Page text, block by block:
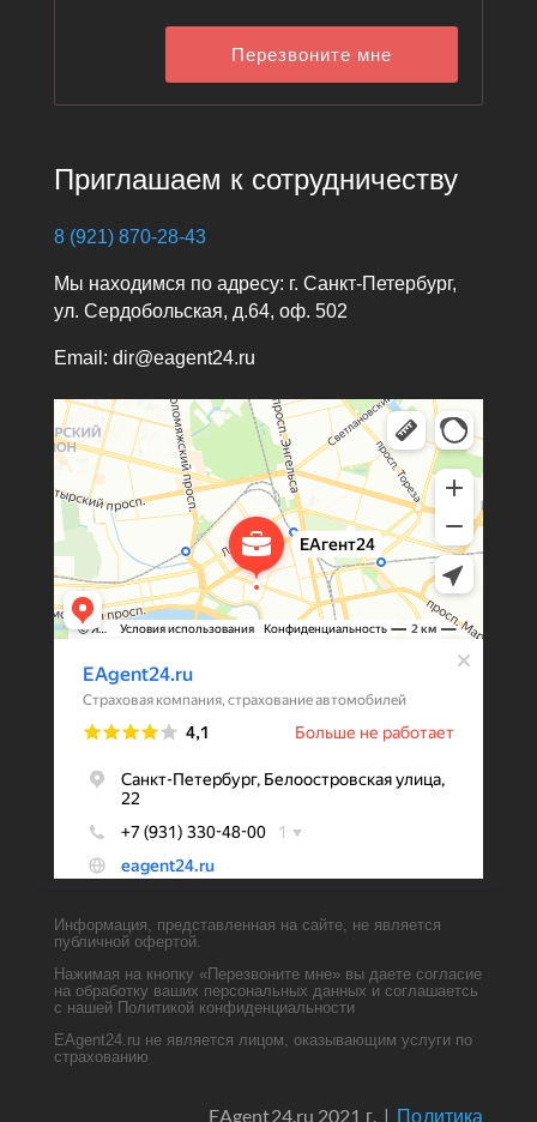
Перезвоните мне
Приглашаем к сотрудничеству
8 (921) 870-28-43
Мы находимся по адресу: г. Санкт-Петербург,
ул. Сердобольская, д.64, оф. 502
Email: dir@eagent24.ru
Информация, представленная на сайте, не является
публичной офертой.
Нажимая на кнопку «Перезвоните мне» вы даете согласие
на обработку ваших персональных данных и соглашаетсь
с нашей Политикой конфиденциальности
EAgent24.ru не является лицом, оказывающим услуги по
страхованию
EAgent24.ru 2021 г. | Политика